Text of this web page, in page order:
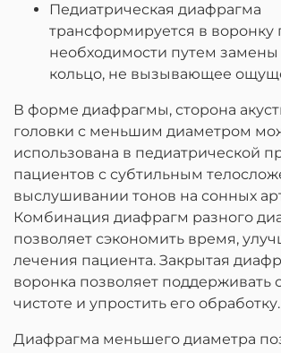
Педиатрическая диафрагма
трансформируется в воронку
необходимости путем
кольцо, не вызывающее
В форме диафрагмы, сторона
головки с меньшим диаметром
использована в педиатрической
пациентов с субтильным
выслушивании тонов на сонных
Комбинация диафрагм разного
позволяет сэкономить время,
лечения пациента. Закрытая
воронка позволяет поддерживать
чистоте и упростить его обработку.
Диафрагма меньшего диаметра